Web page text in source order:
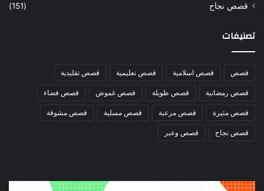
قصص نجاح
(151)
تصنيفات
قصص قصص اسلامية قصص تعليمية قصص تقليدية
قصص رمضانية قصص طويلة قصص غموض قصص فضاء
قصص مثيرة قصص مرعبة قصص مسلية قصص مشوقة
قصص نجاح قصص وعبر